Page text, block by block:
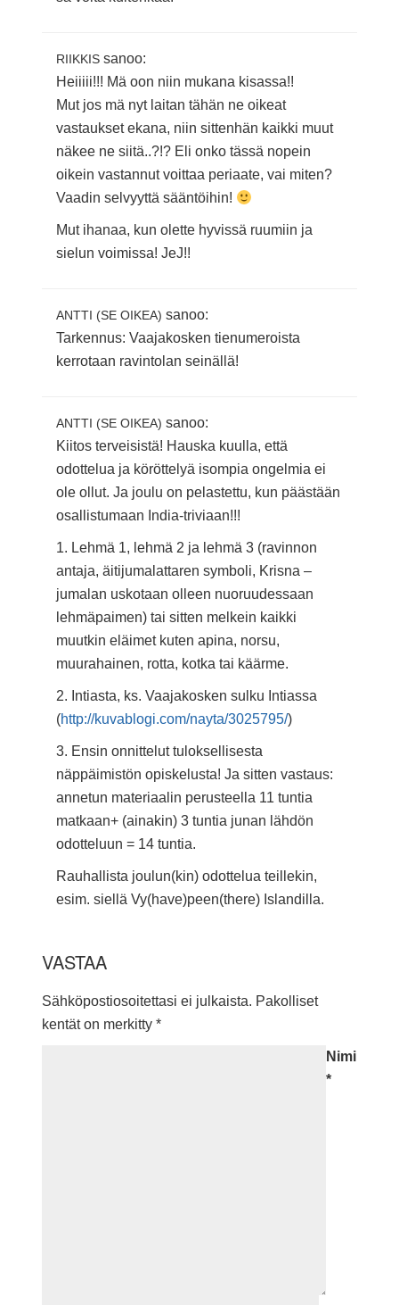
RIIKKIS sanoo:
Heiiiii!!! Mä oon niin mukana kisassa!!
Mut jos mä nyt laitan tähän ne oikeat
vastaukset ekana, niin sittenhän kaikki muut
näkee ne siitä..?!? Eli onko tässä nopein
oikein vastannut voittaa periaate, vai miten?
Vaadin selvyyttä sääntöihin!
Mut ihanaa, kun olette hyvissä ruumiin ja
sielun voimissa! JeJ!!
ANTTI (SE OIKEA) sanoo:
Tarkennus: Vaajakosken tienumeroista
kerrotaan ravintolan seinällä!
ANTTI (SE OIKEA) sanoo:
Kiitos terveisistä! Hauska kuulla, että
odottelua ja köröttelyä isompia ongelmia ei
ole ollut. Ja joulu on pelastettu, kun päästään
osallistumaan India-triviaan!!!
1. Lehmä 1, lehmä 2 ja lehmä 3 (ravinnon
antaja, äitijumalattaren symboli, Krisna –
jumalan uskotaan olleen nuoruudessaan
lehmäpaimen) tai sitten melkein kaikki
muutkin eläimet kuten apina, norsu,
muurahainen, rotta, kotka tai käärme.
2. Intiasta, ks. Vaajakosken sulku Intiassa
(http://kuvablogi.com/nayta/3025795/)
3. Ensin onnittelut tuloksellisesta
näppäimistön opiskelusta! Ja sitten vastaus:
annetun materiaalin perusteella 11 tuntia
matkaan+ (ainakin) 3 tuntia junan lähdön
odotteluun = 14 tuntia.
Rauhallista joulun(kin) odottelua teillekin,
esim. siellä Vy(have)peen(there) Islandilla.
VASTAA
Sähköpostiosoitettasi ei julkaista. Pakolliset
kentät on merkitty *
Nimi
*